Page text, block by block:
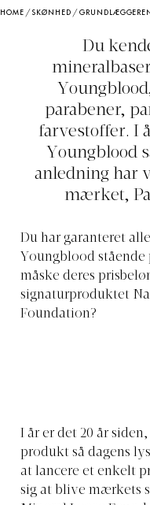
HOME /SKØNHED /GRUNDLÆGGEREN AF
Du
parabener,
farvestoffer. I
Youngblood
anledning har
mærket,
Du har garanteret
Youngblood
måske deres
signaturproduktet
Foundation?
I år er det 20 år
produkt så dagens
at lancere et enkelt
sig at blive mærkets